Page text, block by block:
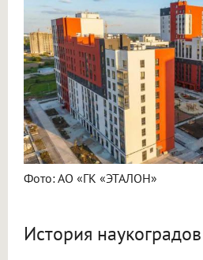
Фото: АО «ГК «ЭТАЛОН»
История